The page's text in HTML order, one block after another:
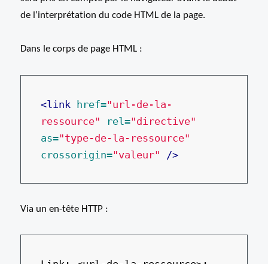
de l’interprétation du code HTML de la page.
Dans le corps de page HTML :
<link href="url-de-la-
ressource"
rel="directive"
as="type-de-la-ressource"
crossorigin="valeur" />
Via un en-tête HTTP :